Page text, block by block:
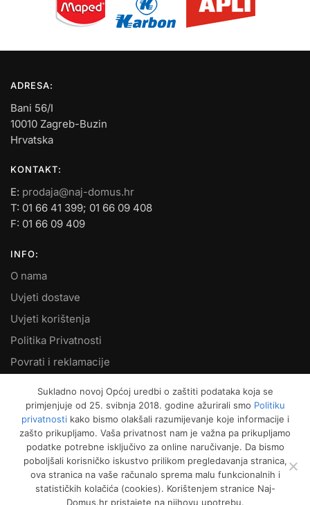
ADRESA:
Bani 56/I
10010 Zagreb-Buzin
Hrvatska
KONTAKT:
E: prodaja@naj-domus.hr
T: 01 66 41 399; 01 66 09 408
F: 01 66 09 409
INFO:
O nama
Uvjeti dostave
Uvjeti korištenja
Politika Privatnosti
Povrati i reklamacije
MOJ RAČUN:
Moje narudžbe
Kako naručiti
Način plaćanja
Garancija kvalitete
Sukladno novoj Općoj uredbi o zaštiti podataka koja se
primjenjuje od 25. svibnja 2018. godine ažurirali smo Politiku
privatnostikako bismo olakšali razumijevanje koje informacije i
zašto prikupljamo. Vaša privatnost nam je važna pa prikupljamo
podatke potrebne isključivo za online naručivanje. Da bismo
poboljšali korisničko iskustvo prilikom pregledavanja stranica,
ova stranica na vaše računalo sprema malu funkcionalnih i
statističkih kolačića (cookies). Korištenjem stranice Naj-
Domus.hr pristajete na njihovu upotrebu.